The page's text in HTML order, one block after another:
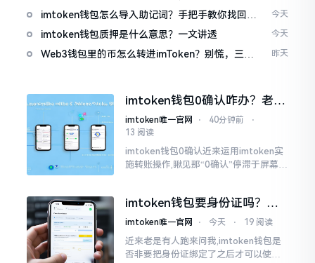
imtoken钱包怎么导入助记词？手把手教你找回资
产
今天
imtoken钱包质押是什么意思？一文讲透 今天
Web3钱包里的币怎么转进imToken？别慌，三步
昨天
imtoken钱包0确认咋办？老手
教你几招快速解决
imtoken唯一官网 ⋅ 40分钟前
⋅
13 阅读
imtoken钱包0确认近来运用imtoken实
施转账操作,瞅见那“0确认”停滞于屏幕之
你仅有干巴巴等待其一途。
imtoken钱包要身份证吗？别
慌，看完这篇就懂了
imtoken唯一官网 ⋅ 今天 ⋅ 19 阅读
近来老是有人跑来问我,imtoken钱包是
否非要把身份证绑定了之后才可以使用